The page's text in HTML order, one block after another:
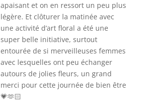
apaisant et on en ressort un peu plus
légère. Et clôturer la matinée avec
une activité d’art floral a été une
super belle initiative, surtout
entourée de si merveilleuses femmes
avec lesquelles ont peu échanger
autours de jolies fleurs, un grand
merci pour cette journée de bien être
💗🫶🏻